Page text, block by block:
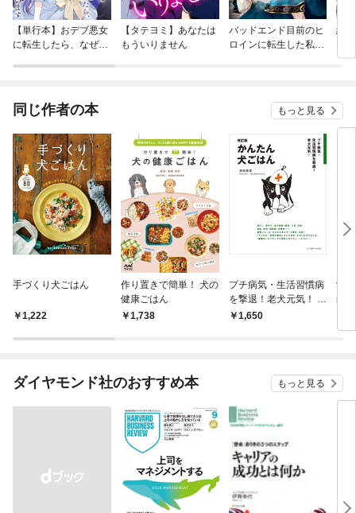
【単行本】おデブ悪女
に転生したら、なぜか
【タテヨミ】あなたは
もういりません
バッドエンド目前のヒ
ロインに転生した私、
結
同じ作者の本 もっと見る
手づくり犬ごはん
1,222
作り置きで簡単！ 犬の
健康ごはん
1,738
プチ病気・生活習慣病
を撃退！老犬元気！ 改
訂版 かんたん犬ごはん
1,650
愛
的
ダイヤモンド社のおすすめ本 もっと見る